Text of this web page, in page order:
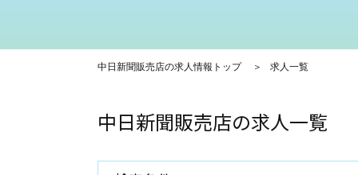
中日新聞販売店の求人情報トップ 求人一覧
中日新聞販売店の求人一覧